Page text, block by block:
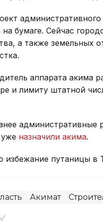
бумаге. Сейчас
а также земельных
аппарата акима
и лимиту штатной
административные
назначили акима.
избежание путаницы в
Акимат